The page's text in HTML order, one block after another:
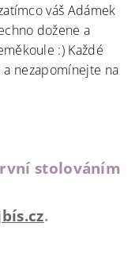
váš Adámek
dožene a
:) Každé
nezapomínejte na
stolováním
.